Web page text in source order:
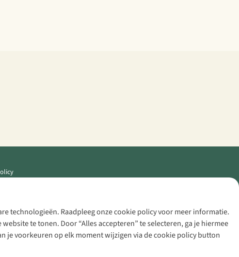
technologieën. Raadpleeg onze cookie policy voor meer informatie.
te tonen. Door “Alles accepteren” te selecteren, ga je hiermee
je voorkeuren op elk moment wijzigen via de cookie policy button